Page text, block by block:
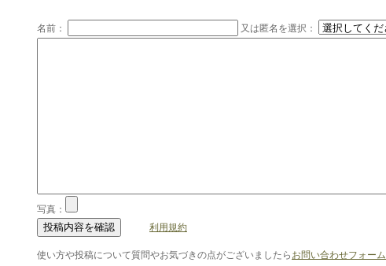
名前： 又は匿名を選択：
写真：
利用規約
使い方や投稿について質問やお気づきの点がございましたら お問い合わせフォーム